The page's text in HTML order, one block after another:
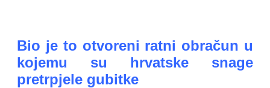
Bio je to otvoreni ratni obračun u
kojemu su hrvatske snage
pretrpjele gubitke